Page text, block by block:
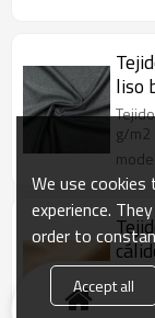
liso
g/m2
We use
experience.
order to
Accept all